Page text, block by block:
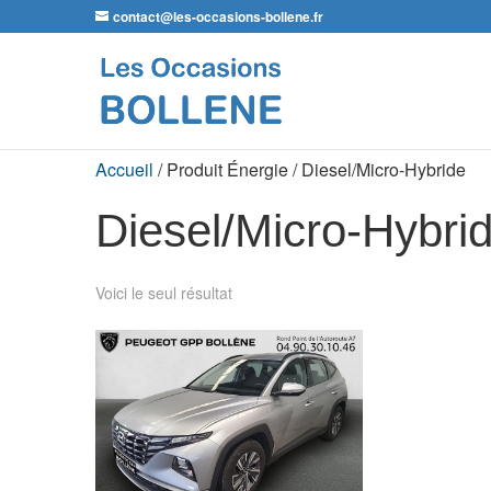
contact@les-occasions-bollene.fr
Accueil / Produit Énergie / Diesel/Micro-Hybride
Diesel/Micro-
Voici le seul résultat